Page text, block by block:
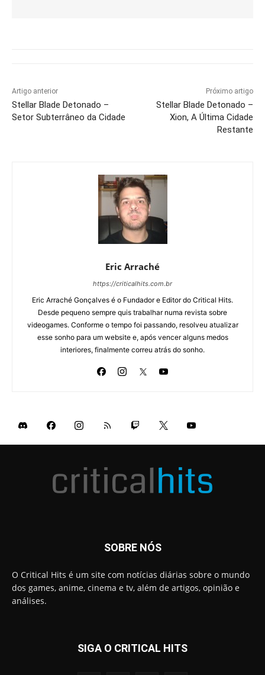
Artigo anterior
Stellar Blade Detonado –
Setor Subterrâneo da Cidade
Próximo artigo
Stellar Blade Detonado –
Xion, A Última Cidade
Restante
Eric Arraché
https://criticalhits.com.br
Eric Arraché Gonçalves é o Fundador e Editor do Critical Hits.
Desde pequeno sempre quis trabalhar numa revista sobre
videogames. Conforme o tempo foi passando, resolveu atualizar
esse sonho para um website e, após vencer alguns medos
interiores, finalmente correu atrás do sonho.
SOBRE NÓS
O Critical Hits é um site com notícias diárias sobre o mundo
dos games, anime, cinema e tv, além de artigos, opinião e
análises.
SIGA O CRITICAL HITS